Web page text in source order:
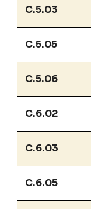
C.5.03
C.5.05
C.5.06
C.6.02
C.6.03
C.6.05